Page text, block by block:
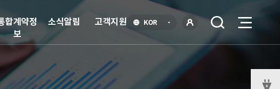
KOR언
그인
합계약정
보
소식알림 고객지원